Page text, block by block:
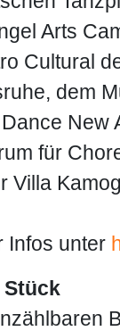
Arts
Cultural
dem
New
für
Villa
Infos unter
Stück